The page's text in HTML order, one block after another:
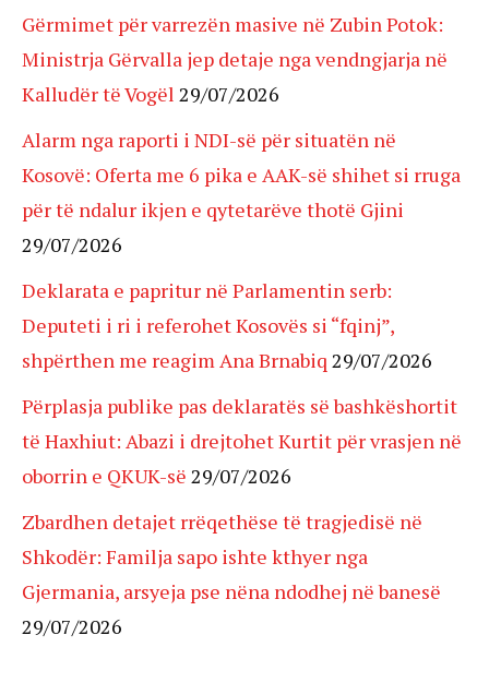
Gërmimet për varrezën masive në Zubin Potok:
Ministrja Gërvalla jep detaje nga vendngjarja në
Kalludër të Vogël 29/07/2026
Alarm nga raporti i NDI-së për situatën në
Kosovë: Oferta me 6 pika e AAK-së shihet si rruga
për të ndalur ikjen e qytetarëve thotë Gjini
29/07/2026
Deklarata e papritur në Parlamentin serb:
Deputeti i ri i referohet Kosovës si “fqinj”,
shpërthen me reagim Ana Brnabiq 29/07/2026
Përplasja publike pas deklaratës së bashkëshortit
të Haxhiut: Abazi i drejtohet Kurtit për vrasjen në
oborrin e QKUK-së 29/07/2026
Zbardhen detajet rrëqethëse të tragjedisë në
Shkodër: Familja sapo ishte kthyer nga
Gjermania, arsyeja pse nëna ndodhej në banesë
29/07/2026